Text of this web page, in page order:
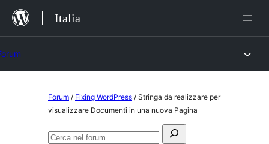
Salta
Italia
Forum / Fixing WordPress / Stringa da realizzare per
visualizzare Documenti in una nuova Pagina
Cerca: